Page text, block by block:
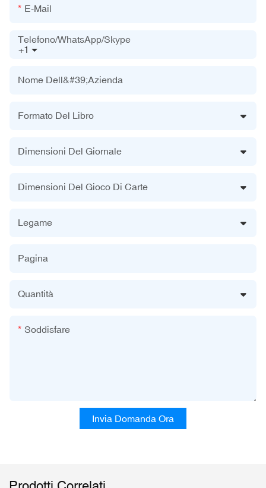
E-Mail
+1
Telefono/WhatsApp/Skype
Nome Dell&#39;azienda
Formato Del Libro
Dimensioni Del Giornale
Dimensioni Del Gioco Di Carte
Legame
Pagina
Quantità
Soddisfare
Invia Domanda Ora